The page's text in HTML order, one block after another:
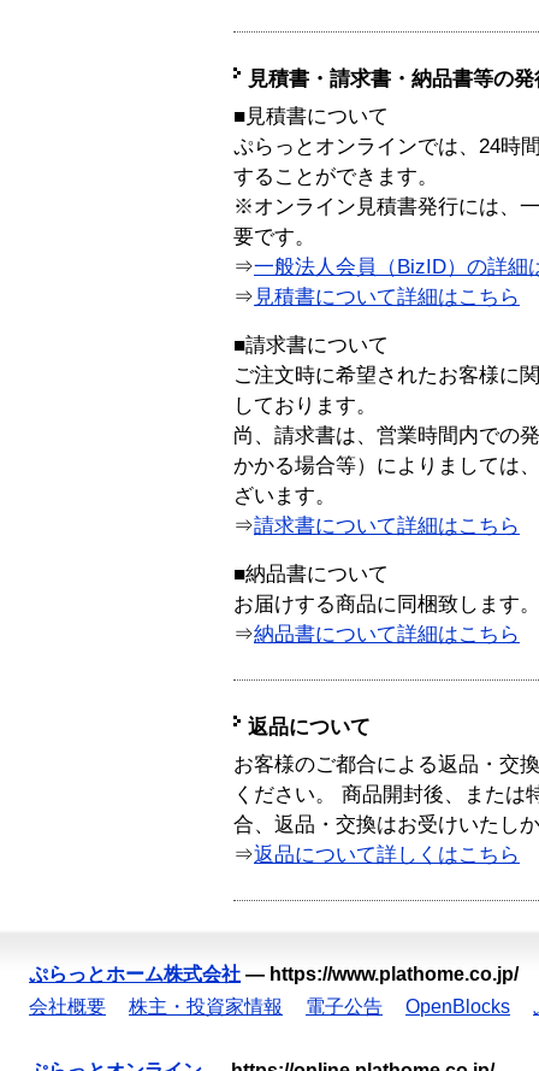
見積書・請求書・納品書等の
■見積書について
ぷらっとオンラインでは、24時
することができます。
※オンライン見積書発行には、
要です。
⇒一般法人会員（BizID）の詳細
⇒ 見積書について詳細はこちら
■請求書について
ご注文時に希望されたお客様に
しております。
尚、請求書は、営業時間内での
かかる場合等）によりましては
ざいます。
⇒請求書について詳細はこちら
■納品書について
お届けする商品に同梱致します。
⇒納品書について詳細はこちら
返品について
お客様のご都合による返品・交
ください。 商品開封後、または
合、返品・交換はお受けいたし
⇒返品について詳しくはこちら
ぷらっとホーム株式会社 — https://www.plathome.co.jp/
会社概要
株主・投資家情報 電子公告 OpenBlocks